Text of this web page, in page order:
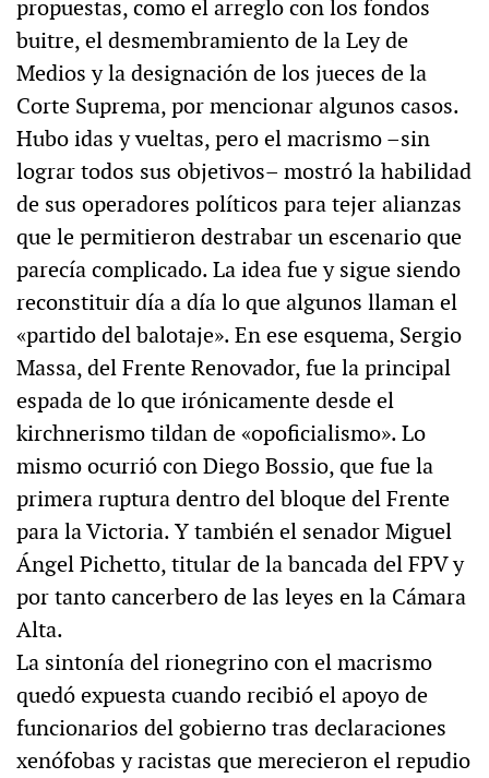
propuestas, como el arreglo con los fondos
buitre, el desmembramiento de la Ley de
Medios y la designación de los jueces de la
Corte Suprema, por mencionar algunos casos.
Hubo idas y vueltas, pero el macrismo –sin
lograr todos sus objetivos– mostró la habilidad
de sus operadores políticos para tejer alianzas
que le permitieron destrabar un escenario que
parecía complicado. La idea fue y sigue siendo
reconstituir día a día lo que algunos llaman el
«partido del balotaje». En ese esquema, Sergio
Massa, del Frente Renovador, fue la principal
espada de lo que irónicamente desde el
kirchnerismo tildan de «opoficialismo». Lo
mismo ocurrió con Diego Bossio, que fue la
primera ruptura dentro del bloque del Frente
para la Victoria. Y también el senador Miguel
Ángel Pichetto, titular de la bancada del FPV y
por tanto cancerbero de las leyes en la Cámara
Alta.
La sintonía del rionegrino con el macrismo
quedó expuesta cuando recibió el apoyo de
funcionarios del gobierno tras declaraciones
xenófobas y racistas que merecieron el repudio